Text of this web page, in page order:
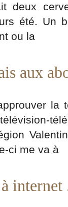
deux
été. Un
ou la
aux
la
ci me va à